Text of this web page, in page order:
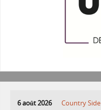
6 août 2026
Country Side